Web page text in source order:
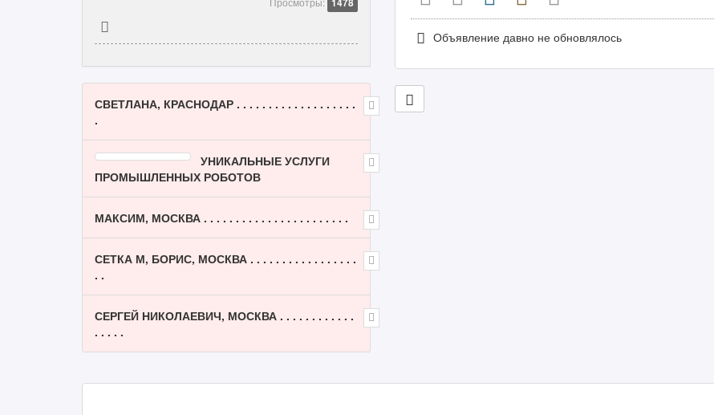
Объявление давно не обновлялось
1478
СВЕТЛАНА, КРАСНОДАР . . . . . . . . . . . . . . . . . . .
.
УНИКАЛЬНЫЕ УСЛУГИ
ПРОМЫШЛЕННЫХ РОБОТОВ
МАКСИМ, МОСКВА . . . . . . . . . . . . . . . . . . . . . . .
СЕТКА М, БОРИС, МОСКВА . . . . . . . . . . . . . . . . .
. .
СЕРГЕЙ НИКОЛАЕВИЧ, МОСКВА . . . . . . . . . . . .
. . . . .